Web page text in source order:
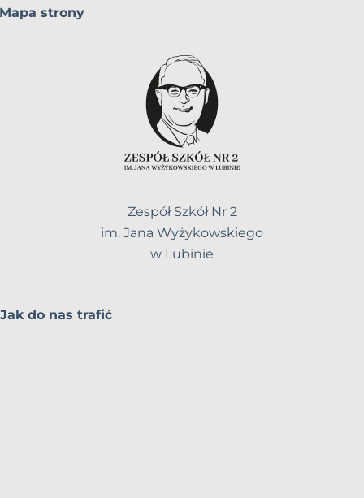
Mapa strony
Zespół Szkół Nr 2
im. Jana Wyżykowskiego
w Lubinie
Jak do nas trafić